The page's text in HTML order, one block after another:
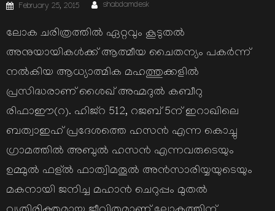
Posted
on
February 25, 2015 shabdamdesk
ലോക ചരിത്രത്തില്‍ ഏറ്റവും കൂടുതല്‍
അനുയായികള്‍ക്ക് ആത്മീയ ചൈതന്യം പകര്‍ന്ന്
നല്‍കിയ ആധ്യാത്മിക മഹത്തുക്കളില്‍
പ്രസിദ്ധരാണ് ശൈഖ് അഹ്മദുല്‍ കബീറു
രിഫാഈ(റ). ഹിജ്റ 512, റജബ് 5ന് ഇറാഖിലെ
ബത്വാഇഹ് പ്രദേശത്തെ ഹസന്‍ എന്ന കൊച്ചു
ഗ്രാമത്തില്‍ അബുല്‍ ഹസന്‍ എന്നവരുടെയും
ഉമ്മുല്‍ ഫള്ല്‍ ഫാത്വിമതൂല്‍ അന്‍സാരിയ്യയുടെയും
മകനായി ജനിച്ച മഹാന്‍ ചെറുപ്പം മുതല്‍